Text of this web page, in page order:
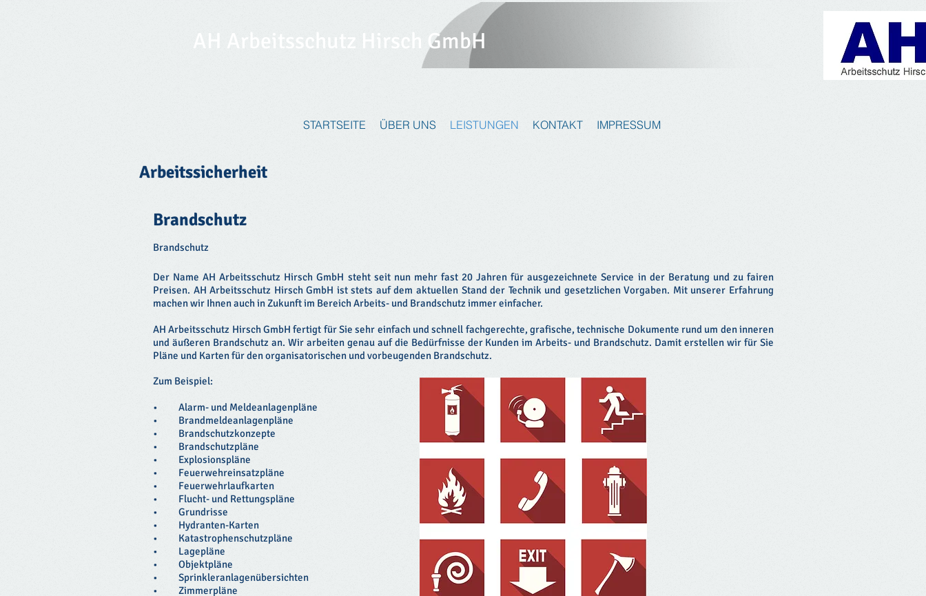
AH Arbeitsschutz Hirsch GmbH
STARTSEITE ÜBER UNS LEISTUNGEN KONTAKT IMPRESSUM
Arbeitssicherheit
Brandschutz
Brandschutz
Der Name AH Arbeitsschutz Hirsch GmbH steht seit nun mehr fast 20 Jahren für ausgezeichnete Service in der Beratung und zu fairen
Preisen. AH Arbeitsschutz Hirsch GmbH ist stets auf dem aktuellen Stand der Technik und gesetzlichen Vorgaben. Mit unserer Erfahrung
machen wir Ihnen auch in Zukunft im Bereich Arbeits- und Brandschutz immer einfacher.
AH Arbeitsschutz Hirsch GmbH fertigt für Sie sehr einfach und schnell fachgerechte, grafische, technische Dokumente rund um den inneren
und äußeren Brandschutz an. Wir arbeiten genau auf die Bedürfnisse der Kunden im Arbeits- und Brandschutz. Damit erstellen wir für Sie
Pläne und Karten für den organisatorischen und vorbeugenden Brandschutz.
Zum Beispiel:
• Alarm- und Meldeanlagenpläne
• Brandmeldeanlagenpläne
• Brandschutzkonzepte
• Brandschutzpläne
• Explosionspläne
• Feuerwehreinsatzpläne
• Feuerwehrlaufkarten
• Flucht- und Rettungspläne
• Grundrisse
• Hydranten-Karten
• Katastrophenschutzpläne
• Lagepläne
• Objektpläne
• Sprinkleranlagenübersichten
• Zimmerpläne